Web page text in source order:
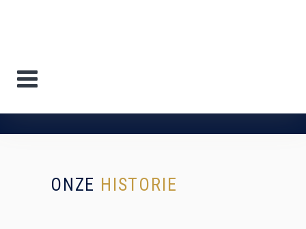
ONZE HISTORIE